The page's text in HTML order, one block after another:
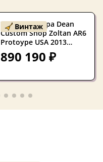
Винтаж
Электрогитара Dean
Custom Shop Zoltan AR6
Protoype USA 2013
w/Hardshell Case
890 190 ₽